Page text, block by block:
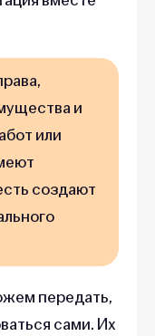
и
или
создают
передать,
сами. Их